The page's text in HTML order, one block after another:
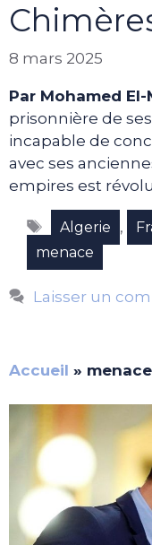
8 mars 2025
Par Mohamed El-
prisonnière de
incapable de
avec ses
empires est
Étiquettes
Algerie ,
menace
Laisser un
Accueil » menace